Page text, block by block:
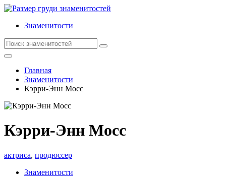
Знаменитости
Главная
Знаменитости
Кэрри-Энн Мосс
Кэрри-Энн Мосс
актриса, продюссер
Знаменитости